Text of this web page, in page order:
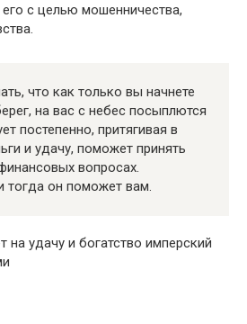
с целью мошенничества,
что как только вы начнете
на вас с небес посыплются
постепенно, притягивая в
и удачу, поможет принять
вопросах.
тогда он поможет вам.
на удачу и богатство имперский